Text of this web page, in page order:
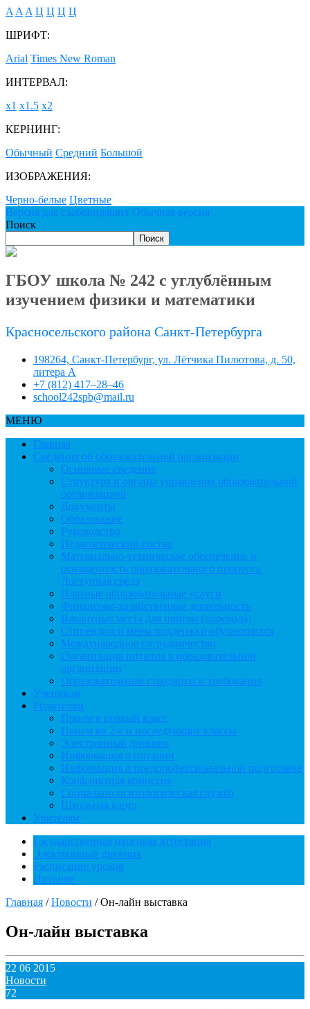
A A A Ц Ц Ц Ц
ШРИФТ:
Arial Times New Roman
ИНТЕРВАЛ:
х1 х1.5 х2
КЕРНИНГ:
Обычный Средний Большой
ИЗОБРАЖЕНИЯ:
Черно-белые Цветные
Версия для слабовидящих Обычная версия
Поиск
Поиск
ГБОУ школа № 242 с углублённым
изучением физики и математики
Красносельского района Санкт-Петербурга
198264, Санкт-Петербург, ул. Лётчика Пилютова, д. 50,
литера А
+7 (812) 417–28–46
school242spb@mail.ru
МЕНЮ
Главная
Сведения об образовательной организации
Основные сведения
Структура и органы управления образовательной
организацией
Документы
Образование
Руководство
Педагогический состав
Материально-техническое обеспечение и
оснащенность образовательного процесса.
Доступная среда
Платные образовательные услуги
Финансово-хозяйственная деятельность
Вакантные места для приема (перевода)
Стипендии и меры поддержки обучающихся
Международное сотрудничество
Организация питания в образовательной
организации
Образовательные стандарты и требования
Ученикам
Родителям
Прием в первый класс
Прием во 2-е и последующие классы
Электронный дневник
Информация о питании
Информация о предпрофессиональной подготовке
Конфликтная комиссия
Социально-психологическая служба
Школьная карта
Учителям
Государственная итоговая аттестация
Электронный дневник
Расписание уроков
Питание
Главная /Новости /Он-лайн выставка
Он-лайн выставка
22 06 2015
Новости
72